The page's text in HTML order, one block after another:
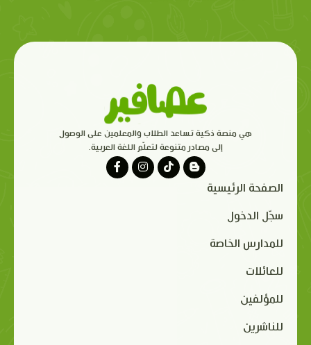
هي منصة ذكية تساعد الطلاب والمعلمين على الوصول
إلى مصادر متنوعة لتعلّم اللغة العربية.
الصفحة الرئيسية
سجّل الدخول
للمدارس الخاصة
للعائلات
للمؤلفين
للناشرين